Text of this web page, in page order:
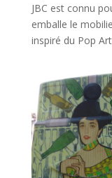
JBC est connu
emballe le
inspiré du Pop